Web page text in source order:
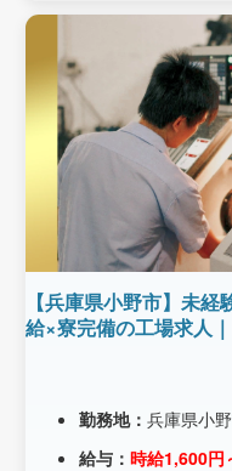
【兵庫県小野市】未
給×寮完備の工場求人
勤務地： 兵庫県小
給与： 時給1,600円